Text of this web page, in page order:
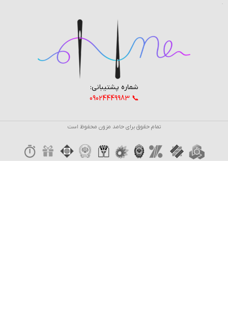
شماره پشتیبانی:
📞 09024449983
تمام حقوق برای حامد مزون محفوظ است